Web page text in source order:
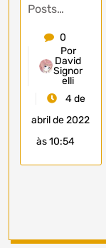
Posts…
0
Por
David
Signor
elli
4 de
abril de 2022
às 10:54